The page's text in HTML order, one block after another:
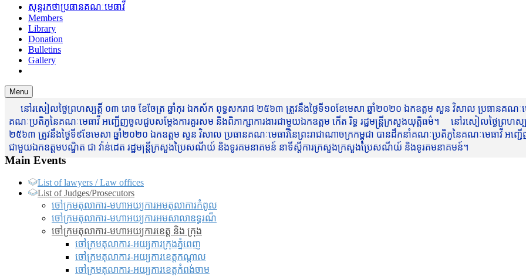
សុន្ទរកថាប្រធានគណៈមេធាវី
Members
Library
Donation
Bulletins
Gallery
Menu
នៅរសៀលថ្ងៃព្រហស្បត្តិ៍ ០៣ រោច ខែចែត្រ ឆ្នាំកុរ ឯកស័ក ពុទ្ធសករាជ ២៥៦៣ ត្រូវនឹងថ្ងៃទី១០ខែមេសា ឆ្នាំ២០២០ ឯកឧត្តម សួន វិសាល ប្រធានគណៈមេ
គណៈប្រតិភូនៃគណៈមេធាវី អញ្ជើញចូលជួបសម្តែងការគួរសម និងពិភាក្សាការងារជាមួយឯកឧត្តម កើត រិទ្ធ រដ្ឋមន្ត្រីក្រសួងយុត្តិធម៌។ នៅរសៀលថ្ងៃព្រហស្ប
២៥៦៣ ត្រូវនឹងថ្ងៃទី៩ខែមេសា ឆ្នាំ២០២០ ឯកឧត្តម សួន វិសាល ប្រធានគណៈមេធាវីនៃព្រះរាជាណាចក្រកម្ពុជា បានដឹកនាំគណៈប្រតិភូនៃគណៈមេធាវី អញ្ជ
ជាមួយឯកឧត្តមបណ្ឌិត ជា វ៉ាន់ដេត រដ្ឋមន្រ្តីក្រសួងប្រៃសណីយ៍ និងទូរគមនាគមន៍ នាទីស្តីការក្រសួងក្រសួងប្រៃសណីយ៍ និងទូរគមនាគមន៍។
Main Events
List of lawyers / Law offices
List of Judges/Prosecutors
ចៅក្រមតុលាការ-មហាអយ្យការអមតុលាការកំពូល
ចៅក្រមតុលាការ-មហាអយ្យការអមសាលាឧទ្ធរណ៏
ចៅក្រមតុលាការ-មហាអយ្យការខេត្ត និង ក្រុង
ចៅក្រមតុលាការ-អយ្យការក្រុងភ្នំពេញ
ចៅក្រមតុលាការ-អយ្យការខេត្តកណ្តាល
ចៅក្រមតុលាការ-អយ្យការខេត្តកំពង់ចាម